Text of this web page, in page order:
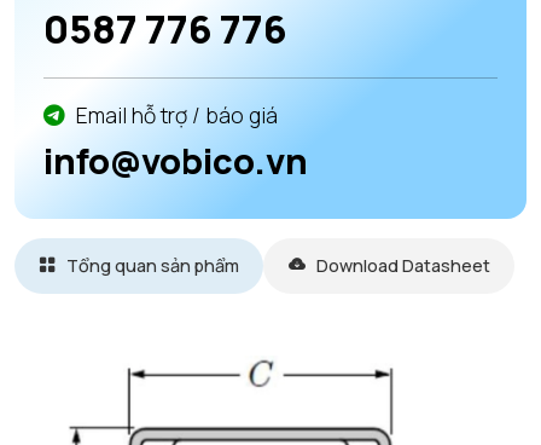
0587 776 776
Email hỗ trợ / báo giá
info@vobico.vn
Tổng quan sản phẩm Download Datasheet